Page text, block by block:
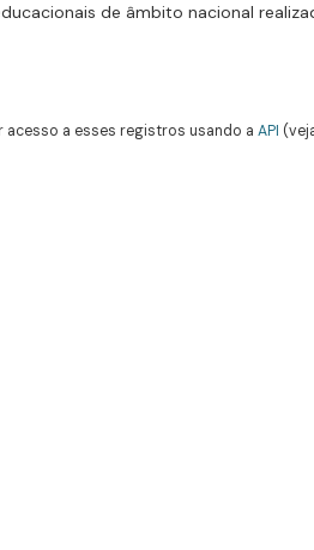
de âmbito nacional
acesso a esses registros usando a API